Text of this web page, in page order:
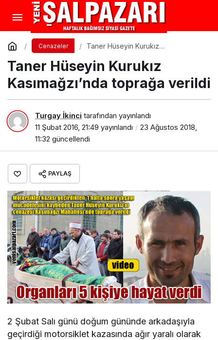
Cenazeler
Taner Hüseyin Kurukız
Taner Hüseyin Kurukız
Kasımağzı’nda toprağa verildi
Turgay İkinci tarafından yayınlandı
11 Şubat 2016, 21:49 yayınlandı
23 Ağustos 2018,
11:32 güncellendi
PAYLAŞ
2 Şubat Salı günü doğum gününde arkadaşıyla
geçirdiği motorsiklet kazasında ağır yaralı olarak